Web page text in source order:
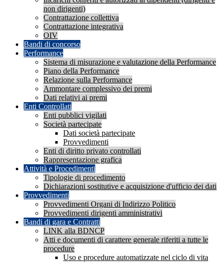
non dirigenti)
Contrattazione collettiva
Contrattazione integrativa
OIV
Bandi di concorso
Performance
Sistema di misurazione e valutazione della Performance
Piano della Performance
Relazione sulla Performance
Ammontare complessivo dei premi
Dati relativi ai premi
Enti Controllati
Enti pubblici vigilati
Società partecipate
Dati società partecipate
Provvedimenti
Enti di diritto privato controllati
Rappresentazione grafica
Attività e Procedimenti
Tipologie di procedimento
Dichiarazioni sostitutive e acquisizione d'ufficio dei dati
Provvedimenti
Provvedimenti Organi di Indirizzo Politico
Provvedimenti dirigenti amministrativi
Bandi di gara e Contratti
LINK alla BDNCP
Atti e documenti di carattere generale riferiti a tutte le
procedure
Uso e procedure automatizzate nel ciclo di vita